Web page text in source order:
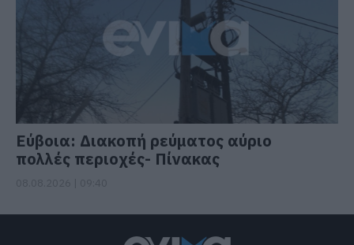
Εύβοια: Διακοπή ρεύματος αύριο
πολλές περιοχές- Πίνακας